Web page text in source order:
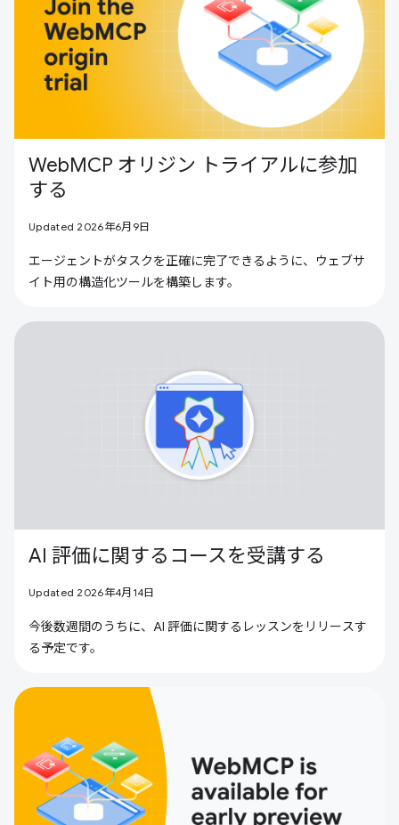
WebMCP オリジン トライアルに参加
する
Updated 2026年6月9日
エージェントがタスクを正確に完了できるように、ウェブサ
イト用の構造化ツールを構築します。
AI 評価に関するコースを受講する
Updated 2026年4月14日
今後数週間のうちに、AI 評価に関するレッスンをリリースす
る予定です。